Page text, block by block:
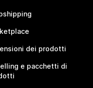
dei prodotti
e pacchetti di